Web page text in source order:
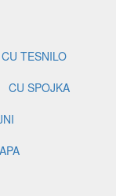
CU TESNILO
CU SPOJKA